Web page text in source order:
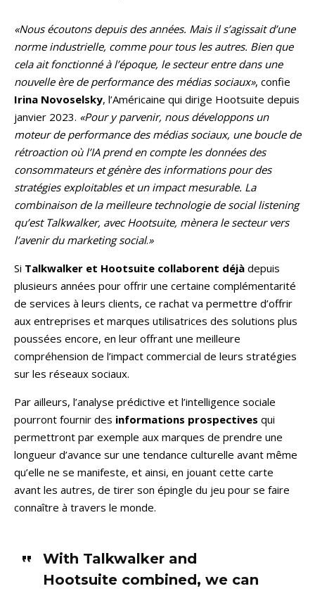
«Nous écoutons depuis des années. Mais il s’agissait d’une
norme industrielle, comme pour tous les autres. Bien que
cela ait fonctionné à l’époque, le secteur entre dans une
nouvelle ère de performance des médias sociaux», confie
Irina Novoselsky, l’Américaine qui dirige Hootsuite depuis
janvier 2023. «Pour y parvenir, nous développons un
moteur de performance des médias sociaux, une boucle de
rétroaction où l’IA prend en compte les données des
consommateurs et génère des informations pour des
stratégies exploitables et un impact mesurable. La
combinaison de la meilleure technologie de social listening
qu’est Talkwalker, avec Hootsuite, mènera le secteur vers
l’avenir du marketing social.»
Si Talkwalker et Hootsuite collaborent déjà depuis
plusieurs années pour offrir une certaine complémentarité
de services à leurs clients, ce rachat va permettre d’offrir
aux entreprises et marques utilisatrices des solutions plus
poussées encore, en leur offrant une meilleure
compréhension de l’impact commercial de leurs stratégies
sur les réseaux sociaux.
Par ailleurs, l’analyse prédictive et l’intelligence sociale
pourront fournir des informations prospectives qui
permettront par exemple aux marques de prendre une
longueur d’avance sur une tendance culturelle avant même
qu’elle ne se manifeste, et ainsi, en jouant cette carte
avant les autres, de tirer son épingle du jeu pour se faire
connaître à travers le monde.
With Talkwalker and
Hootsuite combined, we can